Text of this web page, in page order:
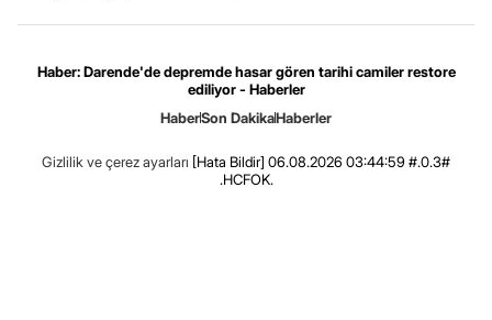
Haber: Darende'de depremde hasar gören tarihi camiler restore
ediliyor - Haberler
HaberSon DakikaHaberler
Gizlilik ve çerez ayarları [Hata Bildir] 06.08.2026 03:44:59 #.0.3#
.HCFOK.